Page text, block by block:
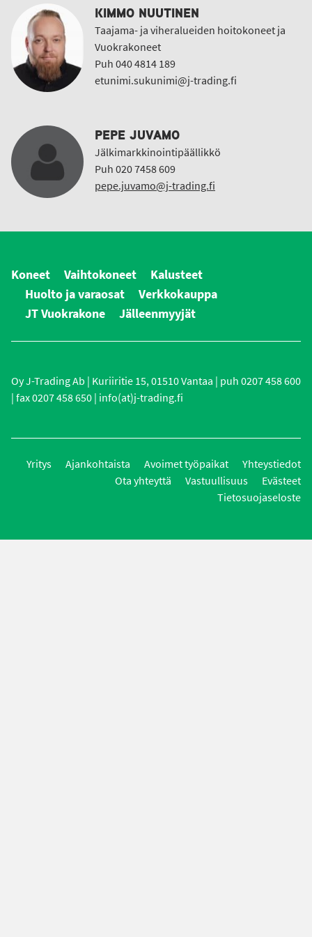
KIMMO NUUTINEN
Taajama- ja viheralueiden hoitokoneet ja
Vuokrakoneet
Puh 040 4814 189
etunimi.sukunimi@j-trading.fi
PEPE JUVAMO
Jälkimarkkinointipäällikkö
Puh 020 7458 609
pepe.juvamo@j-trading.fi
Koneet Vaihtokoneet
Kalusteet
Huolto ja varaosat
Verkkokauppa
JT Vuokrakone
Jälleenmyyjät
Oy J-Trading Ab | Kuriiritie 15, 01510 Vantaa | puh 0207 458 600
| fax 0207 458 650 | info(at)j-trading.fi
Yritys Ajankohtaista Avoimet työpaikat
Yhteystiedot
Ota yhteyttä
Vastuullisuus
Evästeet
Tietosuojaseloste